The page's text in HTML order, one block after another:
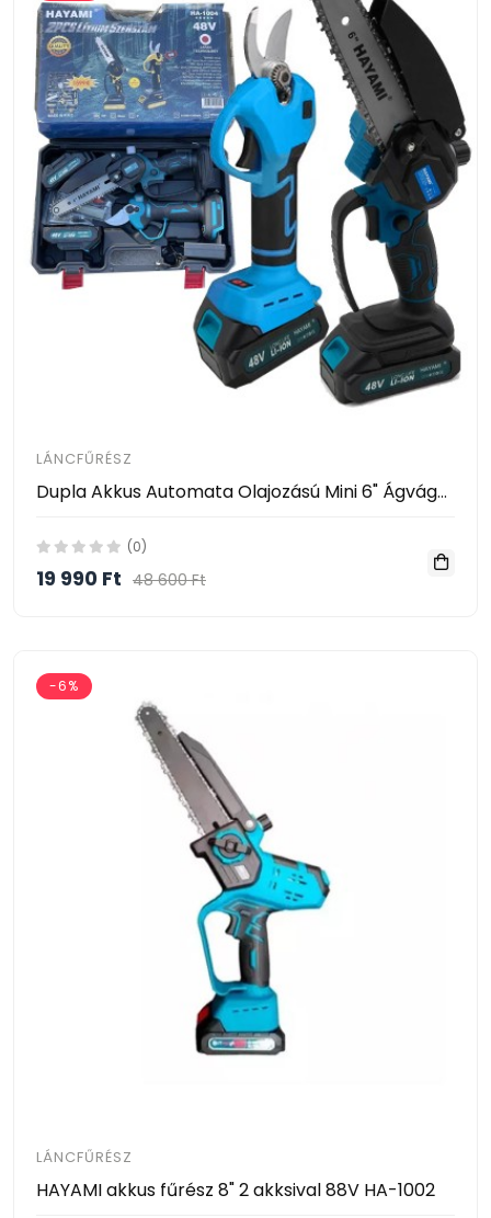
LÁNCFŰRÉSZ
Dupla Akkus Automata Olajozású Mini 6" Ágvágó Láncfűrész És Elektromos Metszőolló HA-1004
(0)
19 990 Ft 48 600 Ft
-6%
LÁNCFŰRÉSZ
HAYAMI akkus fűrész 8" 2 akksival 88V HA-1002